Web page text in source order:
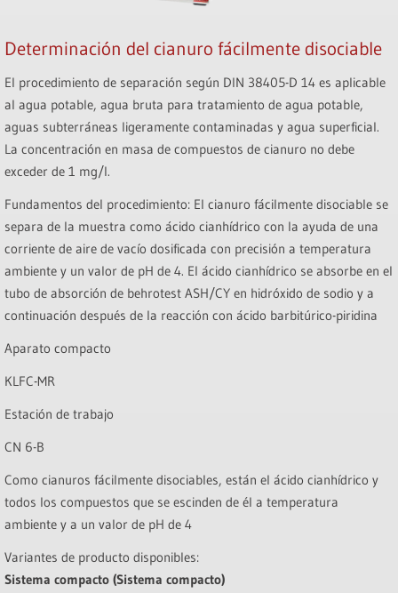
Determinación del cianuro fácilmente disociable
El procedimiento de separación según DIN 38405-D 14 es aplicable
al agua potable, agua bruta para tratamiento de agua potable,
aguas subterráneas ligeramente contaminadas y agua superficial.
La concentración en masa de compuestos de cianuro no debe
exceder de 1 mg/l.
Fundamentos del procedimiento: El cianuro fácilmente disociable se
separa de la muestra como ácido cianhídrico con la ayuda de una
corriente de aire de vacío dosificada con precisión a temperatura
ambiente y un valor de pH de 4. El ácido cianhídrico se absorbe en el
tubo de absorción de behrotest ASH/CY en hidróxido de sodio y a
continuación después de la reacción con ácido barbitúrico-piridina
Aparato compacto
KLFC-MR
Estación de trabajo
CN 6-B
Como cianuros fácilmente disociables, están el ácido cianhídrico y
todos los compuestos que se escinden de él a temperatura
ambiente y a un valor de pH de 4
Variantes de producto disponibles:
Sistema compacto (Sistema compacto)